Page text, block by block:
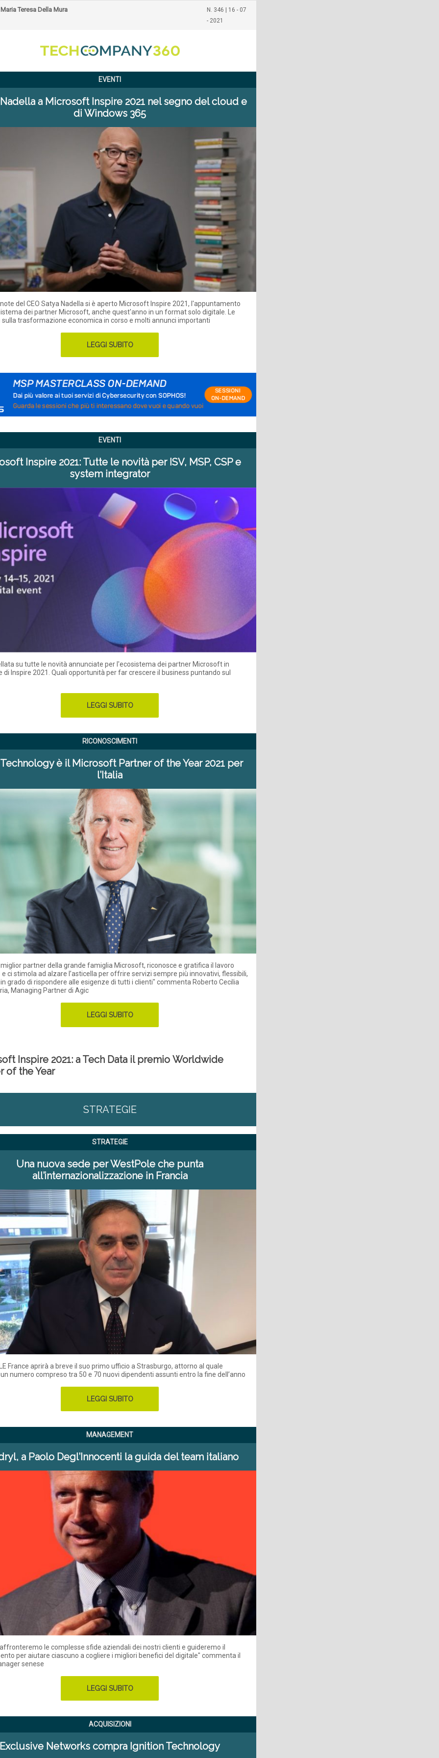
Teresa Della Mura
N. 346 | 16 - 07
- 2021
EVENTI
a Microsoft Inspire 2021 nel segno del cloud e
di Windows 365
del CEO Satya Nadella si è aperto Microsoft Inspire 2021, l'appuntamento
dei partner Microsoft, anche quest'anno in un format solo digitale. Le
sulla trasformazione economica in corso e molti annunci importanti
LEGGI SUBITO
EVENTI
Inspire 2021: Tutte le novità per ISV, MSP, CSP e
system integrator
su tutte le novità annunciate per l'ecosistema dei partner Microsoft in
di Inspire 2021. Quali opportunità per far crescere il business puntando sul
LEGGI SUBITO
RICONOSCIMENTI
è il Microsoft Partner of the Year 2021 per
l’Italia
miglior partner della grande famiglia Microsoft, riconosce e gratifica il lavoro
ci stimola ad alzare l’asticella per offrire servizi sempre più innovativi, flessibili,
grado di rispondere alle esigenze di tutti i clienti" commenta Roberto Cecilia
Managing Partner di Agic
LEGGI SUBITO
Inspire 2021: a Tech Data il premio Worldwide
of the Year
STRATEGIE
STRATEGIE
Una nuova sede per WestPole che punta
all’internazionalizzazione in Francia
France aprirà a breve il suo primo ufficio a Strasburgo, attorno al quale
numero compreso tra 50 e 70 nuovi dipendenti assunti entro la fine dell’anno
LEGGI SUBITO
MANAGEMENT
a Paolo Degl’Innocenti la guida del team italiano
le complesse sfide aziendali dei nostri clienti e guideremo il
per aiutare ciascuno a cogliere i migliori benefici del digitale" commenta il
senese
LEGGI SUBITO
ACQUISIZIONI
Exclusive Networks compra Ignition Technology